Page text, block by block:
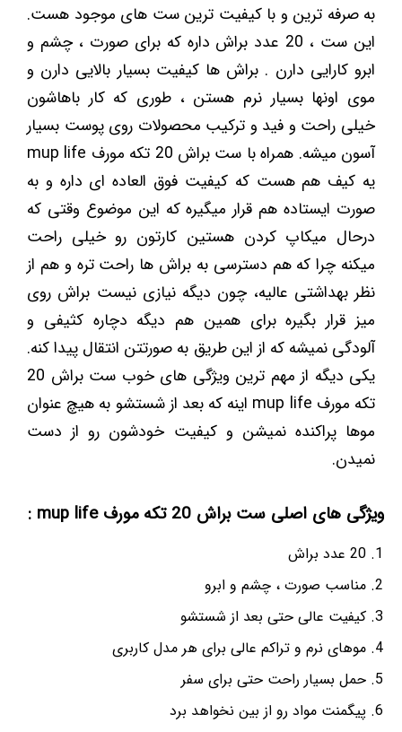
به صرفه ترین و با کیفیت ترین ست های موجود هست.
این ست ، 20 عدد براش داره که برای صورت ، چشم و
ابرو کارایی دارن . براش ها کیفیت بسیار بالایی دارن و
موی اونها بسیار نرم هستن ، طوری که کار باهاشون
خیلی راحت و فید و ترکیب محصولات روی پوست بسیار
آسون میشه. همراه با ست براش 20 تکه مورف mup life
یه کیف هم هست که کیفیت فوق العاده ای داره و به
صورت ایستاده هم قرار میگیره که این موضوع وقتی که
درحال میکاپ کردن هستین کارتون رو خیلی راحت
میکنه چرا که هم دسترسی به براش ها راحت تره و هم از
نظر بهداشتی عالیه، چون دیگه نیازی نیست براش روی
میز قرار بگیره برای همین هم دیگه دچاره کثیفی و
آلودگی نمیشه که از این طریق به صورتتن انتقال پیدا کنه.
یکی دیگه از مهم ترین ویژگی های خوب ست براش 20
تکه مورف mup life اینه که بعد از شستشو به هیچ عنوان
موها پراکنده نمیشن و کیفیت خودشون رو از دست
نمیدن.
ویژگی های اصلی ست براش 20 تکه مورف mup life :
20 عدد براش
مناسب صورت ، چشم و ابرو
کیفیت عالی حتی بعد از شستشو
موهای نرم و تراکم عالی برای هر مدل کاربری
حمل بسیار راحت حتی برای سفر
پیگمنت مواد رو از بین نخواهد برد